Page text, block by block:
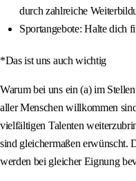
durch zahlreiche
Sportangebote: Halte dich
*Das ist uns auch wichtig
Warum bei uns ein (a) im
aller Menschen willkommen
vielfältigen Talenten
sind gleichermaßen erwünscht.
werden bei gleicher Eignung